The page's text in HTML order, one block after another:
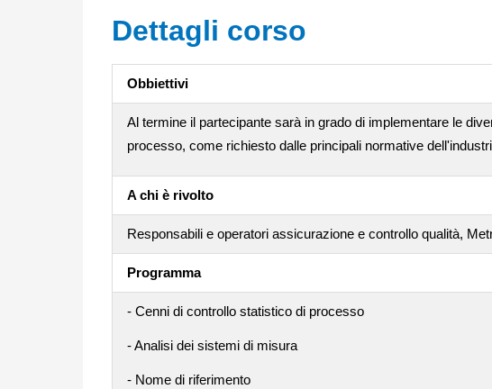
Dettagli corso
Obbiettivi
Al termine il partecipante sarà in grado di implementare le
processo, come richiesto dalle principali normative
A chi è rivolto
Responsabili e operatori assicurazione e controllo qualità,
Programma
- Cenni di controllo statistico di processo
- Analisi dei sistemi di misura
- Nome di riferimento